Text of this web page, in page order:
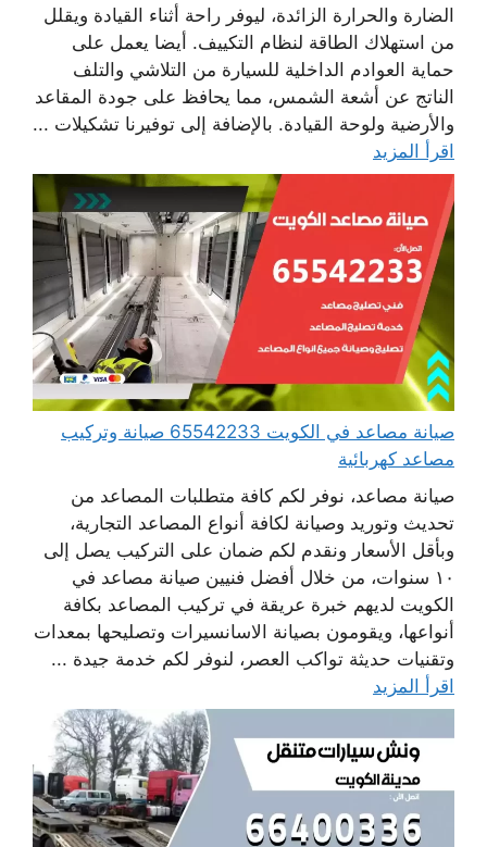
الضارة والحرارة الزائدة، ليوفر راحة أثناء القيادة ويقلل
من استهلاك الطاقة لنظام التكييف. أيضا يعمل على
حماية العوادم الداخلية للسيارة من التلاشي والتلف
الناتج عن أشعة الشمس، مما يحافظ على جودة المقاعد
والأرضية ولوحة القيادة. بالإضافة إلى توفيرنا تشكيلات ...
اقرأ المزيد
صيانة مصاعد في الكويت 65542233 صيانة وتركيب
مصاعد كهربائية
صيانة مصاعد، نوفر لكم كافة متطلبات المصاعد من
تحديث وتوريد وصيانة لكافة أنواع المصاعد التجارية،
وبأقل الأسعار ونقدم لكم ضمان على التركيب يصل إلى
١٠ سنوات، من خلال أفضل فنيين صيانة مصاعد في
الكويت لديهم خبرة عريقة في تركيب المصاعد بكافة
أنواعها، ويقومون بصيانة الاسانسيرات وتصليحها بمعدات
وتقنيات حديثة تواكب العصر، لنوفر لكم خدمة جيدة ...
اقرأ المزيد